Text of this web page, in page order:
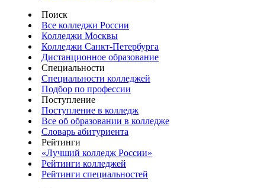
Поиск
Все колледжи России
Колледжи Москвы
Колледжи Санкт-Петербурга
Дистанционное образование
Специальности
Специальности колледжей
Подбор по профессии
Поступление
Поступление в колледж
Все об образовании в колледже
Словарь абитуриента
Рейтинги
«Лучший колледж России»
Рейтинги колледжей
Рейтинги специальностей